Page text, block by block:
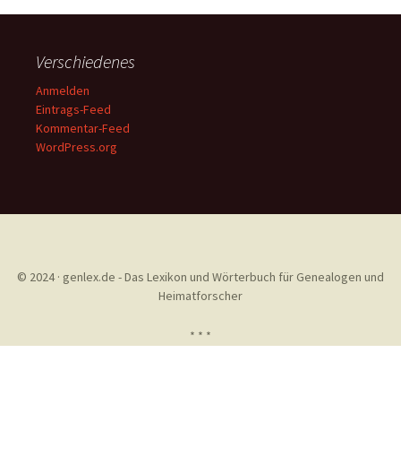
Verschiedenes
Anmelden
Eintrags-Feed
Kommentar-Feed
WordPress.org
© 2024 · genlex.de - Das Lexikon und Wörterbuch für Genealogen und
Heimatforscher
* * *